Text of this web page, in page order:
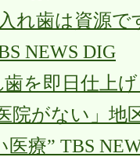
れ歯は資源
NEWS DIG
を即日仕上
院がない」
療” TBS